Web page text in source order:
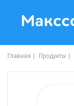
Главная Продукты